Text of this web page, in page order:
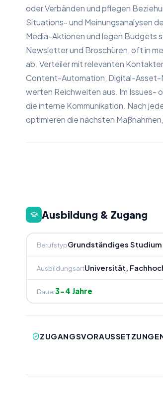
oder Verbänden und pflegen
Situations- und Meinungsanalysen
Media-Aktionen und legen Budgets
Newsletter und Broschüren, oft in
ab. Verteiler mit relevanten
Content-Automation, Digital-Asset-
werten Reichweiten aus. Im Issues-
die interne Kommunikation. Nach
optimieren die nächsten
Ausbildung & Zugang
BerufstypGrundständiges Studium
AusbildungsartUniversität,
Dauer3-4 Jahre